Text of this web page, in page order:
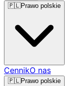
🇵🇱Prawo polskie
CennikO nas
🇵🇱Prawo polskie